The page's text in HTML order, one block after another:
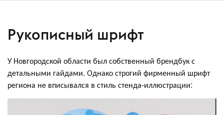
Рукописный шрифт
У Новгородской области был собственный брендбук с
детальными гайдами. Однако строгий фирменный шрифт
региона не вписывался в стиль стенда-иллюстрации: